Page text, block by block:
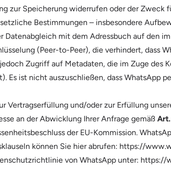
zur Speicherung widerrufen oder der Zweck
Bestimmungen – insbesondere
mit dem Adressbuch auf den
(Peer-to-Peer), die verhindert, dass
Zugriff auf Metadaten, die im Zuge des
Es ist nicht auszuschließen, dass WhatsApp
Vertragserfüllung und/oder zur Erfüllung
an der Abwicklung Ihrer Anfrage gemäß
der EU-Kommission.
können Sie hier abrufen: https://
von WhatsApp unter: https://